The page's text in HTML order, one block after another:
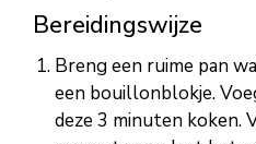
Bereidingswijze
Breng een ruime pan
een bouillonblokje.
deze 3 minuten koken.